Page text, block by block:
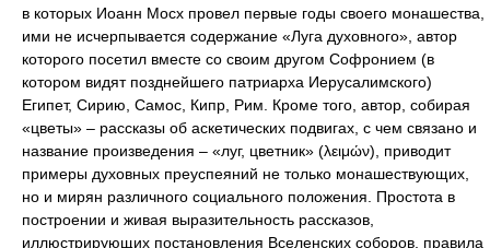
в которых Иоанн Мосх провел первые годы своего монашества,
ими не исчерпывается содержание «Луга духовного», автор
которого посетил вместе со своим другом Софронием (в
котором видят позднейшего патриарха Иерусалимского)
Египет, Сирию, Самос, Кипр, Рим. Кроме того, автор, собирая
«цветы» – рассказы об аскетических подвигах, с чем связано и
название произведения – «луг, цветник» (λειμών), приводит
примеры духовных преуспеяний не только монашествующих,
но и мирян различного социального положения. Простота в
построении и живая выразительность рассказов,
иллюстрирующих постановления Вселенских соборов, правила